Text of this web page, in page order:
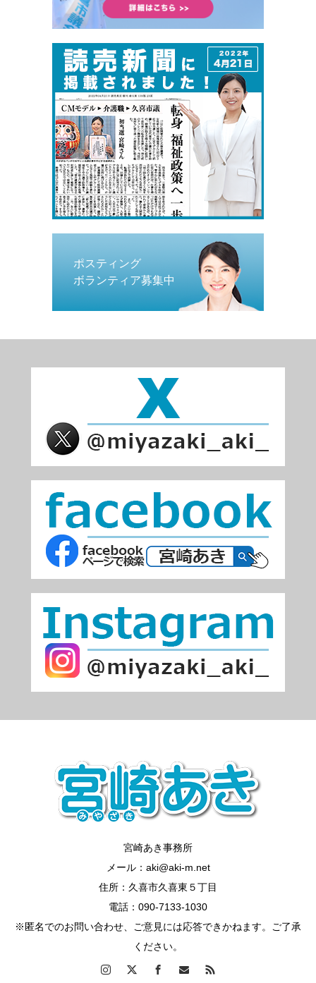
ポスティング
ボランティア募集中
宮崎あき事務所
メール：aki@aki-m.net
住所：久喜市久喜東５丁目
電話：090-7133-1030
※匿名でのお問い合わせ、ご意見には応答できかねます。ご了承
ください。